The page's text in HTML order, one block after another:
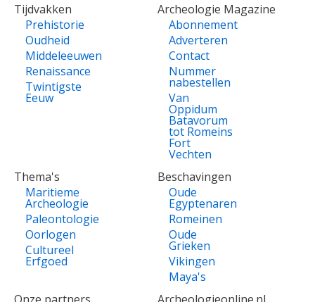
Tijdvakken
Prehistorie
Oudheid
Middeleeuwen
Renaissance
Twintigste
Eeuw
Archeologie Magazine
Abonnement
Adverteren
Contact
Nummer
nabestellen
Van
Oppidum
Batavorum
tot Romeins
Fort
Vechten
Thema's
Maritieme
Archeologie
Paleontologie
Oorlogen
Cultureel
Erfgoed
Beschavingen
Oude
Egyptenaren
Romeinen
Oude
Grieken
Vikingen
Maya's